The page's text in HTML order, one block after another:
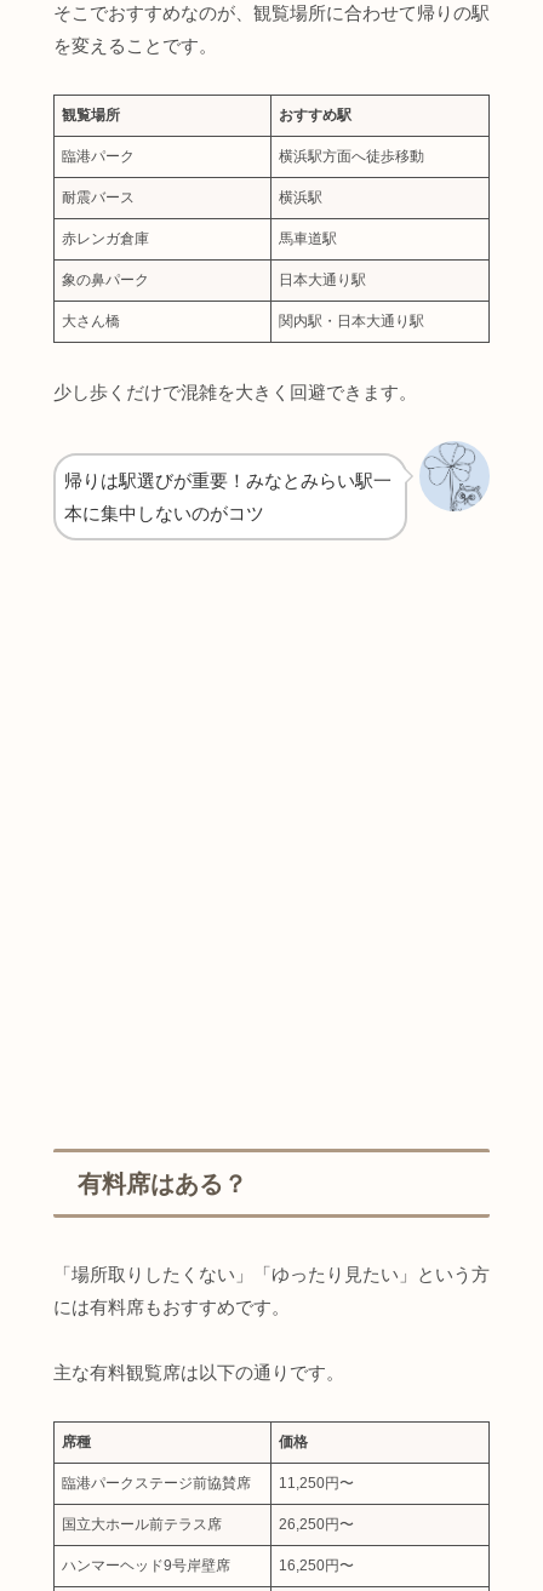
そこでおすすめなのが、観覧場所に合わせて帰りの駅
を変えることです。
観覧場所 おすすめ駅
臨港パーク 横浜駅方面へ徒歩移動
耐震バース 横浜駅
赤レンガ倉庫 馬車道駅
象の鼻パーク 日本大通り駅
大さん橋 関内駅・日本大通り駅
少し歩くだけで混雑を大きく回避できます。
帰りは駅選びが重要！みなとみらい駅一
本に集中しないのがコツ
有料席はある？
「場所取りしたくない」「ゆったり見たい」という方
には有料席もおすすめです。
主な有料観覧席は以下の通りです。
席種 価格
臨港パークステージ前協賛席 11,250円〜
国立大ホール前テラス席 26,250円〜
ハンマーヘッド9号岸壁席 16,250円〜